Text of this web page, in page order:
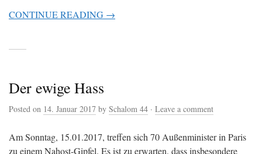
CONTINUE READING →
Der ewige Hass
Posted on 14. Januar 2017 by Schalom 44 · Leave a comment
Am Sonntag, 15.01.2017, treffen sich 70 Außenminister in Paris
zu einem Nahost-Gipfel. Es ist zu erwarten, dass insbesondere